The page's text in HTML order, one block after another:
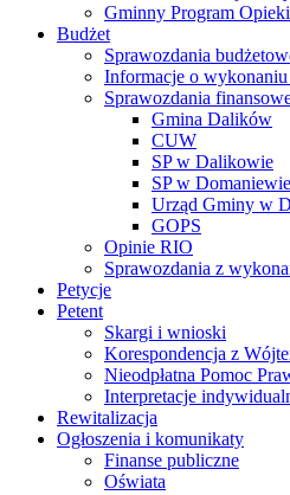
Gminny Program
Budżet
Sprawozdania
Informacje o wykonaniu
Sprawozdania
Gmina Dalików
CUW
SP w Dalikowie
SP w Domaniewie
Urząd Gminy w
GOPS
Opinie RIO
Sprawozdania z
Petycje
Petent
Skargi i wnioski
Korespondencja z
Nieodpłatna Pomoc
Interpretacje
Rewitalizacja
Ogłoszenia i komunikaty
Finanse publiczne
Oświata